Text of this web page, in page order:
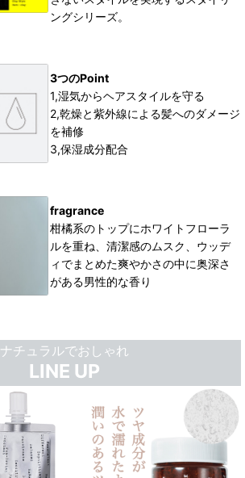
ングシリーズ。
3つのPoint
1,湿気からヘアスタイルを守る
2,乾燥と紫外線による髪へのダメージ
を補修
3,保湿成分配合
fragrance
柑橘系のトップにホワイトフローラ
ルを重ね、 清潔感のムスク、 ウッデ
ィでまとめた爽やかさの中に奥深さ
がある男性的な香り
ナチュラルでおしゃれ
LINE UP